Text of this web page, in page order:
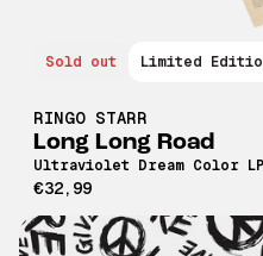
Sold out Limited
RINGO STARR
Long Long Road
Ultraviolet Dream Color LP
€32,99